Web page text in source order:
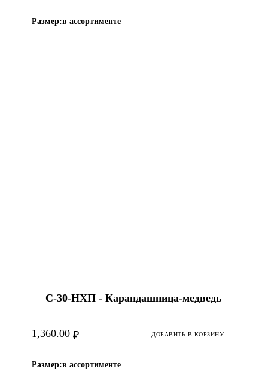
Размер:в ассортименте
С-30-HХП - Карандашница-медведь
₽
1,360.00 ДОБАВИТЬ В КОРЗИНУ
Размер:в ассортименте